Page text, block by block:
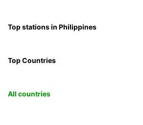
Top stations in Philippines
Top Countries
All countries